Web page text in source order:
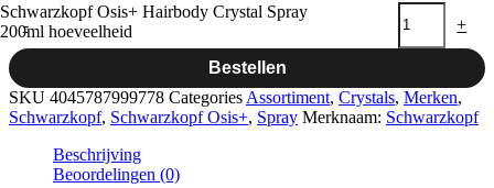
-
Schwarzkopf Osis+ Hairbody Crystal Spray
200ml hoeveelheid
+
Bestellen
SKU 4045787999778 Categories Assortiment, Crystals, Merken,
Schwarzkopf, Schwarzkopf Osis+, Spray Merknaam: Schwarzkopf
Beschrijving
Beoordelingen (0)